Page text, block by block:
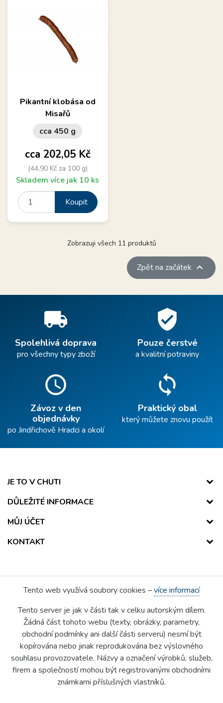
Pikantní klobása od
Misařů
cca 450 g
Cena
cca 202,05 Kč
(44,90 Kč za 100 g)
Skladem více jak 10 ks
Koupit
Zobrazuji všech 11 produktů
Zpět na začátek 
local_shipping
Spolehlivá doprava
pro všechny typy zboží
verified_user
Pouze čerstvé
a kvalitní potraviny
schedule
Závoz v den
objednávky
po Jindřichově Hradci a okolí
sync
Praktický obal
který můžete znovu použít
JE TO V CHUTI
DŮLEŽITÉ INFORMACE
MŮJ ÚČET
KONTAKT
Tento web využívá soubory cookies –více informací
Tento server je jak v části tak v celku autorským dílem.
Žádná část tohoto webu (texty, obrázky, parametry,
obchodní podmínky ani další části serveru) nesmí být
kopírována nebo jinak reprodukována bez výslovného
souhlasu provozovatele. Názvy a označení výrobků, služeb,
firem a společností mohou být registrovanými obchodními
známkami příslušných vlastníků.